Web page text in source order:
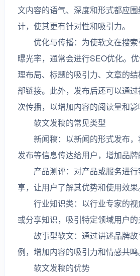
文内容的语气、深度和形式都应
计，使其更有针对性和吸引力。
优化与传播：为使软文在搜索
曝光率，通常会进行SEO优化。
理布局、标题的吸引力、文章的
部链接。此外，发布后还可以通
次传播，以增加内容的阅读量和影
软文发稿的常见类型
新闻稿：以新闻的形式发布，
发布等信息传达给用户，增加品牌
产品测评：对产品或服务进行
享，让用户了解其优势和使用效果
行业知识类：以行业专家的视
或分享知识，吸引特定领域用户的
故事型软文：通过讲述品牌故
例，增加内容的吸引力和情感共鸣
软文发稿的优势